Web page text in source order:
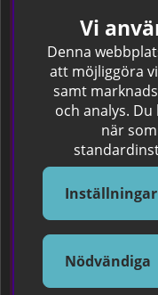
Hitta färgkoden på
Företagskund
Om oss
Om Spraycan
IKEA Färger
Sök
Samarbete / Dyhrs
Vi
Denna
att möjliggöra
samt
och analys.
när
Inställningar
Nödvändiga